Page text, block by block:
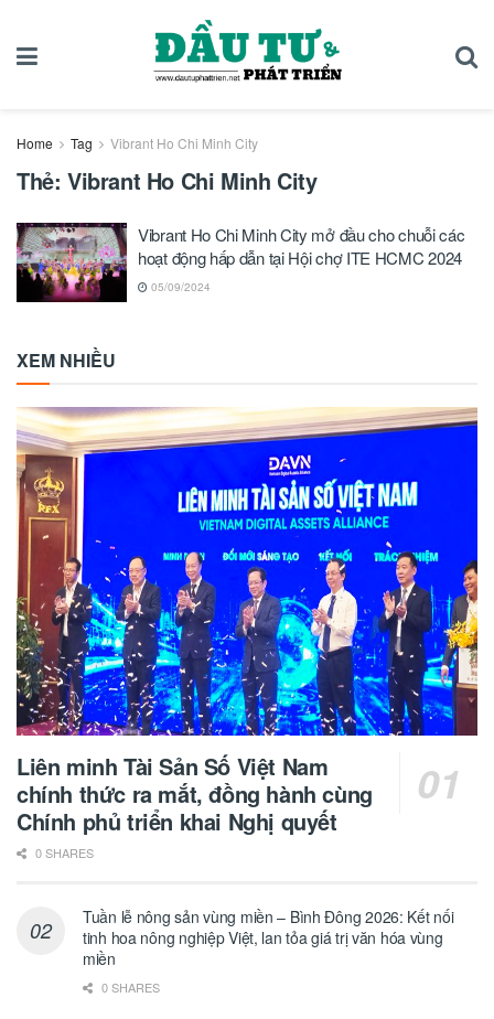
Home Tag Vibrant Ho Chi Minh City
Thẻ: Vibrant Ho Chi Minh City
Vibrant Ho Chi Minh City mở đầu cho chuỗi các
hoạt động hấp dẫn tại Hội chợ ITE HCMC 2024
05/09/2024
XEM NHIỀU
Liên minh Tài Sản Số Việt Nam
chính thức ra mắt, đồng hành cùng
Chính phủ triển khai Nghị quyết
0 SHARES
Tuần lễ nông sản vùng miền – Bình Đông 2026: Kết nối
tinh hoa nông nghiệp Việt, lan tỏa giá trị văn hóa vùng
miền
0 SHARES